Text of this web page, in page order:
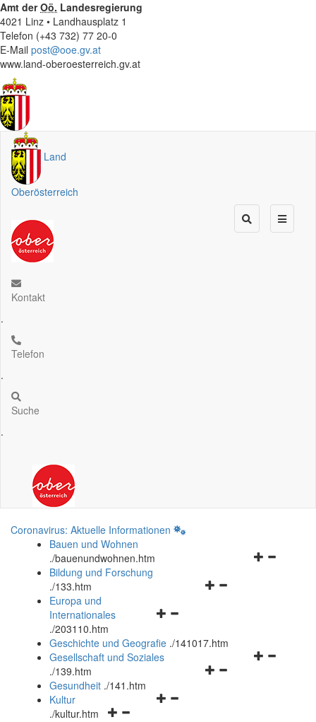
Amt derOö. Landesregierung
4021 Linz • Landhausplatz 1
Telefon (+43 732) 77 20-0
E-Mail post@ooe.gv.at
www.land-oberoesterreich.gv.at
Land
Oberösterreich
Kontakt
.
Telefon
.
Suche
.
Coronavirus: Aktuelle Informationen
Bauen und Wohnen
./bauenundwohnen.htm
Navigationsmenü
Bildung und Forschung
./133.htm
Navigationsmenü
und
schließen
Europa und
Internationales
./203110.htm
Geschichte und Geografie ./141017.htm
Navigationsmenü
Gesellschaft und Soziales
./139.htm
Navigationsmenü
Gesundheit ./141.htm
Navigationsmenü
Kultur
./kultur.htm